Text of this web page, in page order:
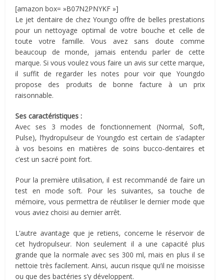
[amazon box= »B07N2PNYKF »]
Le jet dentaire de chez Youngo offre de belles prestations
pour un nettoyage optimal de votre bouche et celle de
toute votre famille. Vous avez sans doute comme
beaucoup de monde, jamais entendu parler de cette
marque. Si vous voulez vous faire un avis sur cette marque,
il suffit de regarder les notes pour voir que Youngdo
propose des produits de bonne facture à un prix
raisonnable.
Ses caractéristiques :
Avec ses 3 modes de fonctionnement (Normal, Soft,
Pulse), l’hydropulseur de Youngdo est certain de s’adapter
à vos besoins en matières de soins bucco-dentaires et
c’est un sacré point fort.
Pour la première utilisation, il est recommandé de faire un
test en mode soft. Pour les suivantes, sa touche de
mémoire, vous permettra de réutiliser le dernier mode que
vous aviez choisi au dernier arrêt.
L’autre avantage que je retiens, concerne le réservoir de
cet hydropulseur. Non seulement il a une capacité plus
grande que la normale avec ses 300 ml, mais en plus il se
nettoie très facilement. Ainsi, aucun risque qu’il ne moisisse
ou que des bactéries s’y développent.